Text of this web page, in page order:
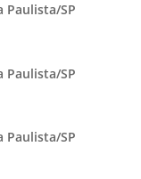
Paulista/SP
Paulista/SP
Paulista/SP